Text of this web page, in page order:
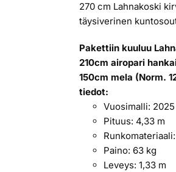
270 cm Lahnakoski
täysiverinen
Pakettiin kuuluu
210cm airopari
150cm mela (Norm.
tiedot:
Vuosimalli: 2025
Pituus: 4,33 m
Paino: 63 kg
Leveys: 1,33 m